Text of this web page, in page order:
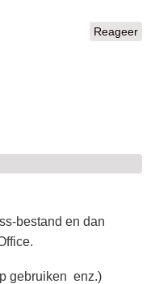
Reageer
bestand en dan
gebruiken enz.)